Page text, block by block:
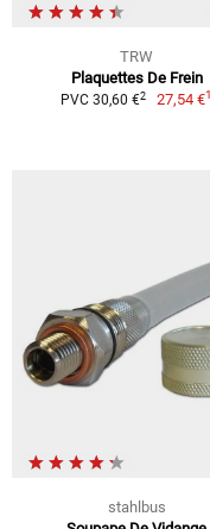
TRW
Plaquettes De Frein
PVC 30,60 €2 27,54 €1
stahlbus